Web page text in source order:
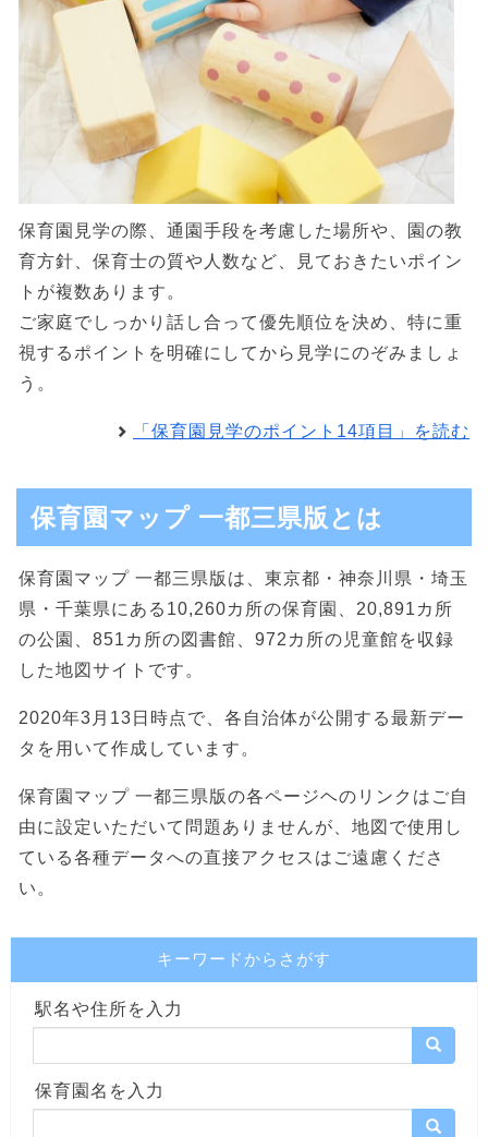
保育園見学の際、通園手段を考慮した場所や、園の教
育方針、保育士の質や人数など、見ておきたいポイン
トが複数あります。
ご家庭でしっかり話し合って優先順位を決め、特に重
視するポイントを明確にしてから見学にのぞみましょ
う。
「保育園見学のポイント14項目」を読む
保育園マップ 一都三県版とは
保育園マップ 一都三県版は、東京都・神奈川県・埼玉
県・千葉県にある10,260カ所の保育園、20,891カ所
の公園、851カ所の図書館、972カ所の児童館を収録
した地図サイトです。
2020年3月13日時点で、各自治体が公開する最新デー
タを用いて作成しています。
保育園マップ 一都三県版の各ページヘのリンクはご自
由に設定いただいて問題ありませんが、地図で使用し
ている各種データへの直接アクセスはご遠慮くださ
い。
キーワードからさがす
駅名や住所を入力
保育園名を入力